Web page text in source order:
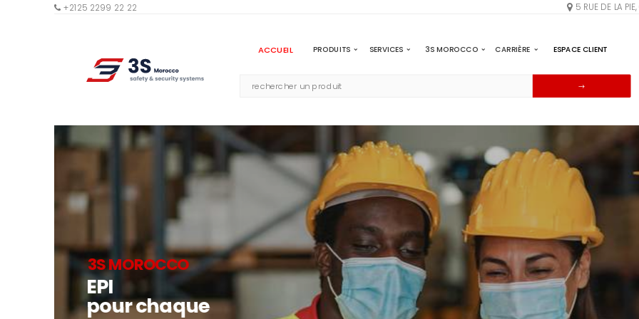
+2125 2299 22 22 5 RUE DE LA
ACCUEIL PRODUITS SERVICES 3S MOROCCO CARRIÈRE ESPACE CLIENT
3S MOROCCO
EPI
pour chaque